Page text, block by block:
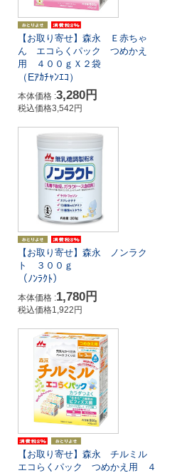
【お取り寄せ】森永 Ｅ赤ちゃ
ん エコらくパック つめかえ
用 ４００ｇＸ２袋
（Eｱｶﾁｬﾝｴｺ）
本体価格 :3,280円
税込価格3,542円
【お取り寄せ】森永 ノンラク
ト ３００ｇ
（ﾉﾝﾗｸﾄ）
本体価格 :1,780円
税込価格1,922円
【お取り寄せ】森永 チルミル
エコらくパック つめかえ用 ４